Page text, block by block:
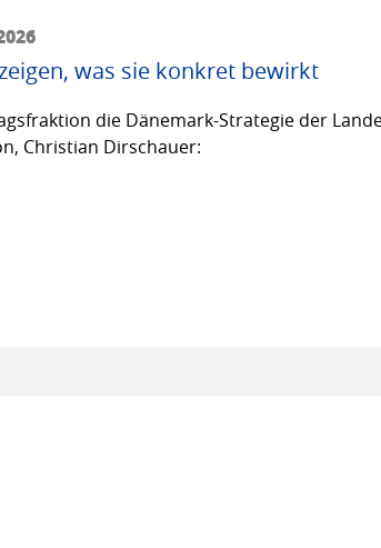
was sie konkret bewirkt
die Dänemark-Strategie der
Christian Dirschauer: